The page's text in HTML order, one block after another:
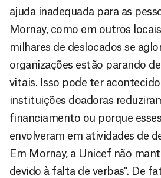
ajuda inadequada para as
Mornay, como em outros
milhares de deslocados se
organizações estão parando
vitais. Isso pode ter
instituições doadoras
financiamento ou porque
envolveram em atividades de
Em Mornay, a Unicef não
devido à falta de verbas". De